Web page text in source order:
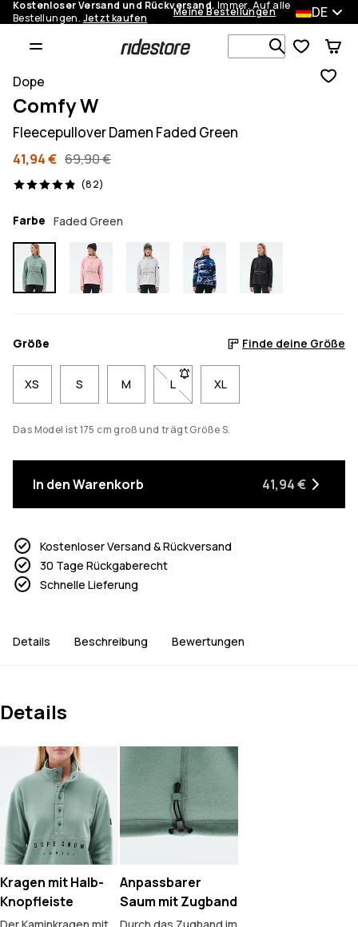
Kostenloser Versand und Rückversand. Immer. Auf alle
Bestellungen. Jetzt kaufen Meine Bestellungen DE
Dope
Comfy W
Fleecepullover Damen Faded Green
41,94 € 69,90 €
(82)
82 Reviews, 4.9/5
Farbe Faded Green
Größe Finde deine Größe
XS S M L- Größe L nicht verfügbar. Klicke,
XL
Das Model ist 175 cm groß und trägt Größe S.
In den Warenkorb 41,94 €
Kostenloser Versand & Rückversand
30 Tage Rückgaberecht
Schnelle Lieferung
Details Beschreibung Bewertungen
Details
Kragen mit Halb-
Knopfleiste
Der Kaminkragen mit
Anpassbarer
Saum mit Zugband
Durch das Zugband im